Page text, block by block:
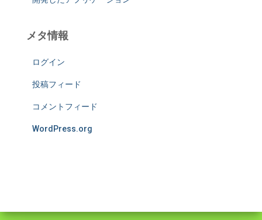
メタ情報
ログイン
投稿フィード
コメントフィード
WordPress.org